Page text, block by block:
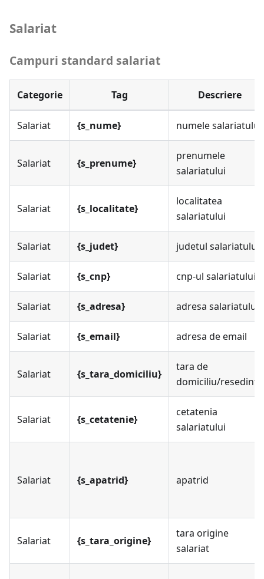
Salariat
Campuri standard salariat
Categorie Tag Descriere
Salariat {s_nume} numele salariatului
Salariat {s_prenume}
prenumele
salariatului
Salariat {s_localitate}
localitatea
salariatului
Salariat {s_judet} judetul salariatului
Salariat {s_cnp} cnp-ul salariatului
Salariat {s_adresa} adresa salariatului
Salariat {s_email} adresa de email
Salariat {s_tara_domiciliu}
tara de
domiciliu/resedinta
Salariat {s_cetatenie}
cetatenia
salariatului
Salariat {s_apatrid} apatrid
Salariat {s_tara_origine}
tara origine
salariat